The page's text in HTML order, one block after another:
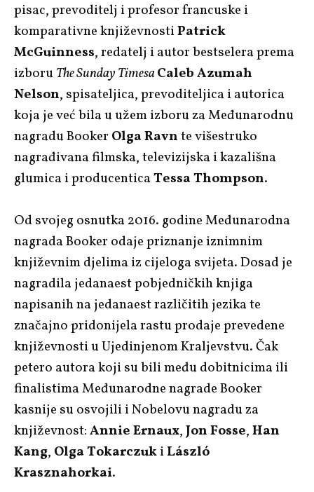
pisac, prevoditelj i profesor francuske i
komparativne književnostiPatrick
McGuinness, redatelj i autor bestselera prema
izboruThe Sunday TimesaCaleb Azumah
Nelson, spisateljica, prevoditeljica i autorica
koja je već bila u užem izboru za Međunarodnu
nagradu Booker Olga Ravnte višestruko
nagrađivana filmska, televizijska i kazališna
glumica i producenticaTessa Thompson.
Od svojeg osnutka 2016. godine Međunarodna
nagrada Booker odaje priznanje iznimnim
književnim djelima iz cijeloga svijeta. Dosad je
nagradila jedanaest pobjedničkih knjiga
napisanih na jedanaest različitih jezika te
značajno pridonijela rastu prodaje prevedene
književnosti u Ujedinjenom Kraljevstvu. Čak
petero autora koji su bili među dobitnicima ili
finalistima Međunarodne nagrade Booker
kasnije su osvojili i Nobelovu nagradu za
književnost:Annie Ernaux,Jon Fosse,Han
Kang, Olga TokarczukiLászló
Krasznahorkai.